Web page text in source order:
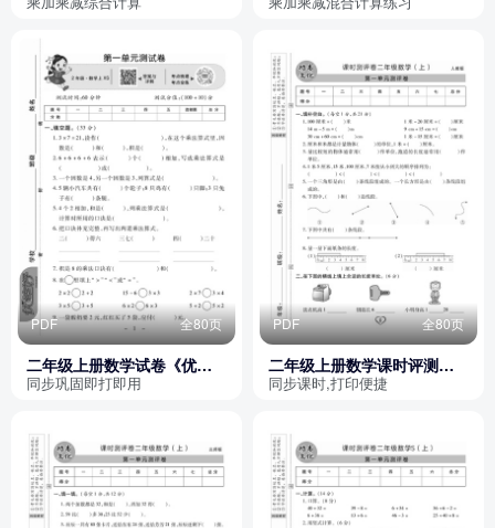
PDF 全80页
二年级上册数学试卷《优佳
好卷》XS版
同步巩固即打即用
PDF 全80页
二年级上册数学课时评测卷
（打印版）
同步课时,打印便捷